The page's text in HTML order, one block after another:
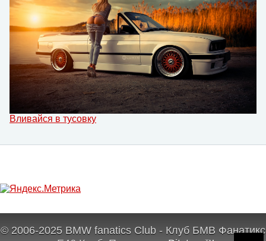
Вливайся в тусовку
© 2006-2025 BMW fanatics Club - Клуб БМВ Фанатикс